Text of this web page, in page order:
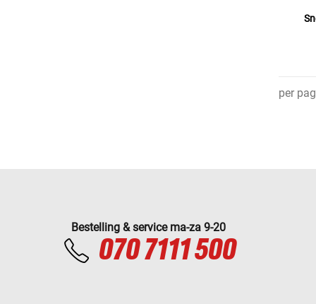
per
Bestelling & service ma-za 9-20
070 7111 500